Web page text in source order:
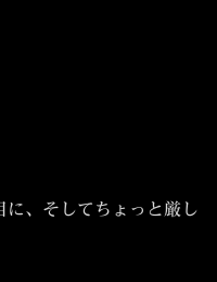
に、そしてちょっと厳し